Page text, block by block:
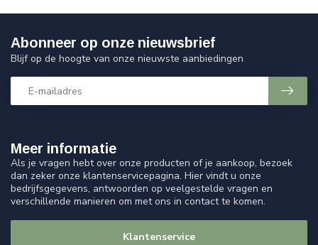
Meer informatie
Als je vragen hebt over onze producten of je aankoop, bezoek
dan zeker onze klantenservicepagina. Hier vindt u onze
bedrijfsgegevens, antwoorden op veelgestelde vragen en
verschillende manieren om met ons in contact te komen.
Klantenservice
Abonneer op onze nieuwsbrief
Blijf op de hoogte van onze nieuwste aanbiedingen